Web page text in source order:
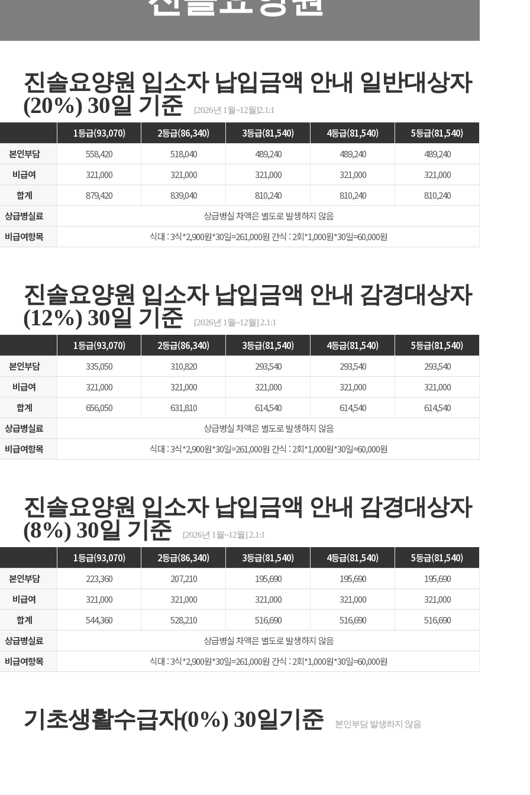
진솔요양원 입소자 납입금액 안내 일반대상자
(20%) 30일 기준
[2026년 1월~12월]2.1:1
1등급(93,070) 2등급(86,340) 3등급(81,540) 4등급(81,540)
5등급(81,540)
본인부담
558,420 518,040 489,240 489,240
489,240
비급여
321,000 321,000 321,000 321,000
321,000
합계
879,420 839,040 810,240 810,240
810,240
상급병실료
상급병실 차액은 별도로 발생하지 않음
비급여항목
식대 : 3식*2,900원*30일=261,000원 간식 : 2회*1,000원*30일=60,000원
진솔요양원 입소자 납입금액 안내 감경대상자
(12%) 30일 기준
[2026년 1월~12월] 2.1:1
1등급(93,070) 2등급(86,340) 3등급(81,540) 4등급(81,540)
5등급(81,540)
본인부담
335,050 310,820 293,540 293,540
293,540
비급여
321,000 321,000 321,000 321,000
321,000
합계
656,050 631,810 614,540 614,540
614,540
상급병실료
상급병실 차액은 별도로 발생하지 않음
비급여항목
식대 : 3식*2,900원*30일=261,000원 간식 : 2회*1,000원*30일=60,000원
진솔요양원 입소자 납입금액 안내 감경대상자
(8%) 30일 기준
[2026년 1월~12월] 2.1:1
1등급(93,070) 2등급(86,340) 3등급(81,540) 4등급(81,540)
5등급(81,540)
본인부담
223,360 207,210 195,690 195,690
195,690
비급여
321,000 321,000 321,000 321,000
321,000
합계
544,360 528,210 516,690 516,690
516,690
상급병실료
상급병실 차액은 별도로 발생하지 않음
비급여항목
식대 : 3식*2,900원*30일=261,000원 간식 : 2회*1,000원*30일=60,000원
기초생활수급자(0%) 30일기준 본인부담 발생하지 않음